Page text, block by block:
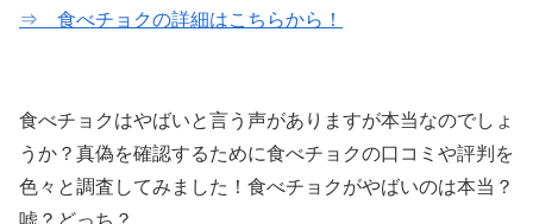
⇒ 食べチョクの詳細はこちらから！
食べチョクはやばいと言う声がありますが本当なのでしょ
うか？真偽を確認するために食べチョクの口コミや評判を
色々と調査してみました！食べチョクがやばいのは本当？
嘘？どっち？